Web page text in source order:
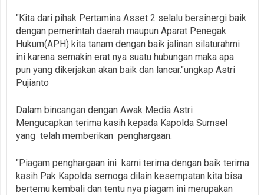
"Kita dari pihak Pertamina Asset 2 selalu bersinergi baik
dengan pemerintah daerah maupun Aparat Penegak
Hukum(APH) kita tanam dengan baik jalinan silaturahmi
ini karena semakin erat nya suatu hubungan maka apa
pun yang dikerjakan akan baik dan lancar."ungkap Astri
Pujianto
Dalam bincangan dengan Awak Media Astri
Mengucapkan terima kasih kepada Kapolda Sumsel
yang telah memberikan penghargaan.
"Piagam penghargaan ini kami terima dengan baik terima
kasih Pak Kapolda semoga dilain kesempatan kita bisa
bertemu kembali dan tentu nya piagam ini merupakan